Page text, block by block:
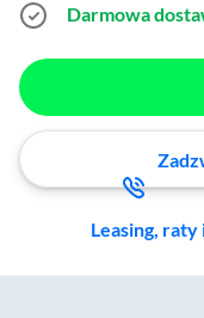
Darmowa
Leasing, raty